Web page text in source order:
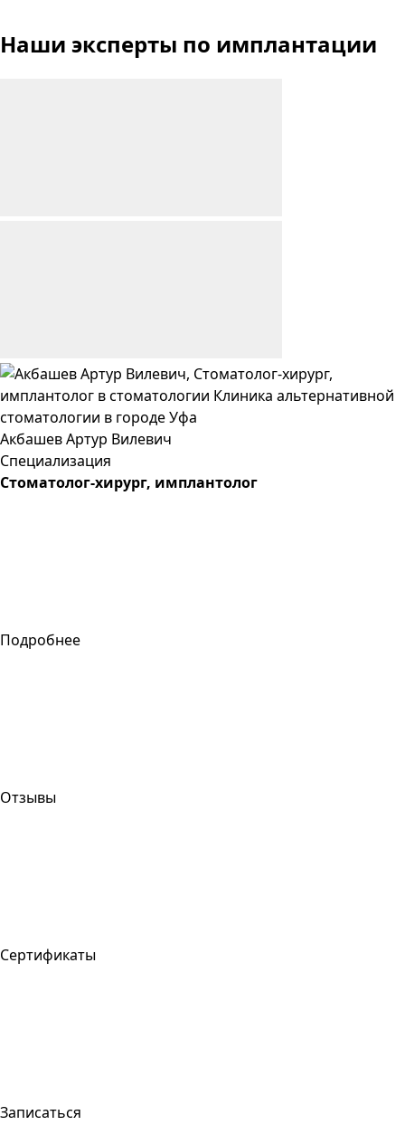
Наши эксперты по имплантации
АкбашевАртур Вилевич
Специализация
Стоматолог-хирург, имплантолог
Подробнее
Отзывы
Сертификаты
Записаться